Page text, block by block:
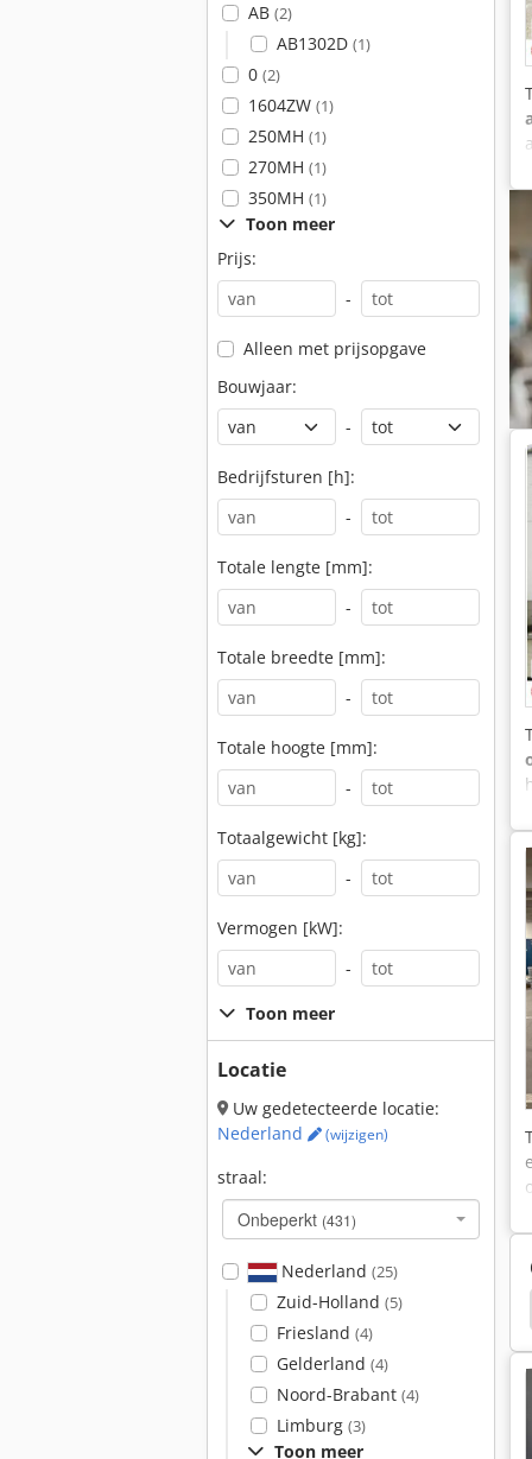
AB (2)
AB1302D (1)
0 (2)
1604ZW (1)
250MH (1)
270MH (1)
350MH (1)
Toon meer
Prijs:
-
Alleen met prijsopgave
Bouwjaar:
-
Bedrijfsturen [h]:
-
Totale lengte [mm]:
-
Totale breedte [mm]:
-
Totale hoogte [mm]:
-
Totaalgewicht [kg]:
-
Vermogen [kW]:
-
Toon meer
Locatie
Uw gedetecteerde locatie:
Nederland
(wijzigen)
straal:
Onbeperkt (431)
Nederland (25)
Zuid-Holland (5)
Friesland (4)
Gelderland (4)
Noord-Brabant (4)
Limburg (3)
Toon meer
Backhoe Lader Snelle Laders